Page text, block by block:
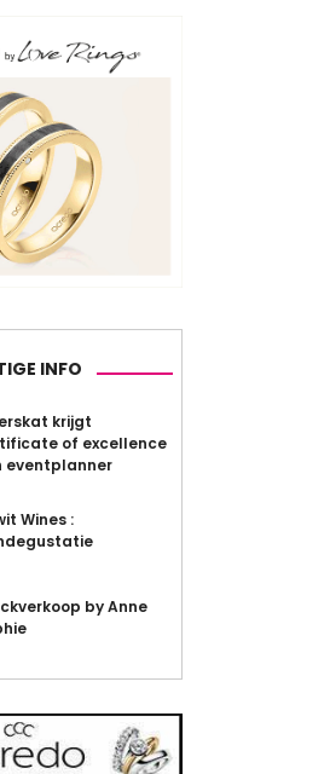
INFO
krijgt
of excellence
eventplanner
Wines :
by Anne